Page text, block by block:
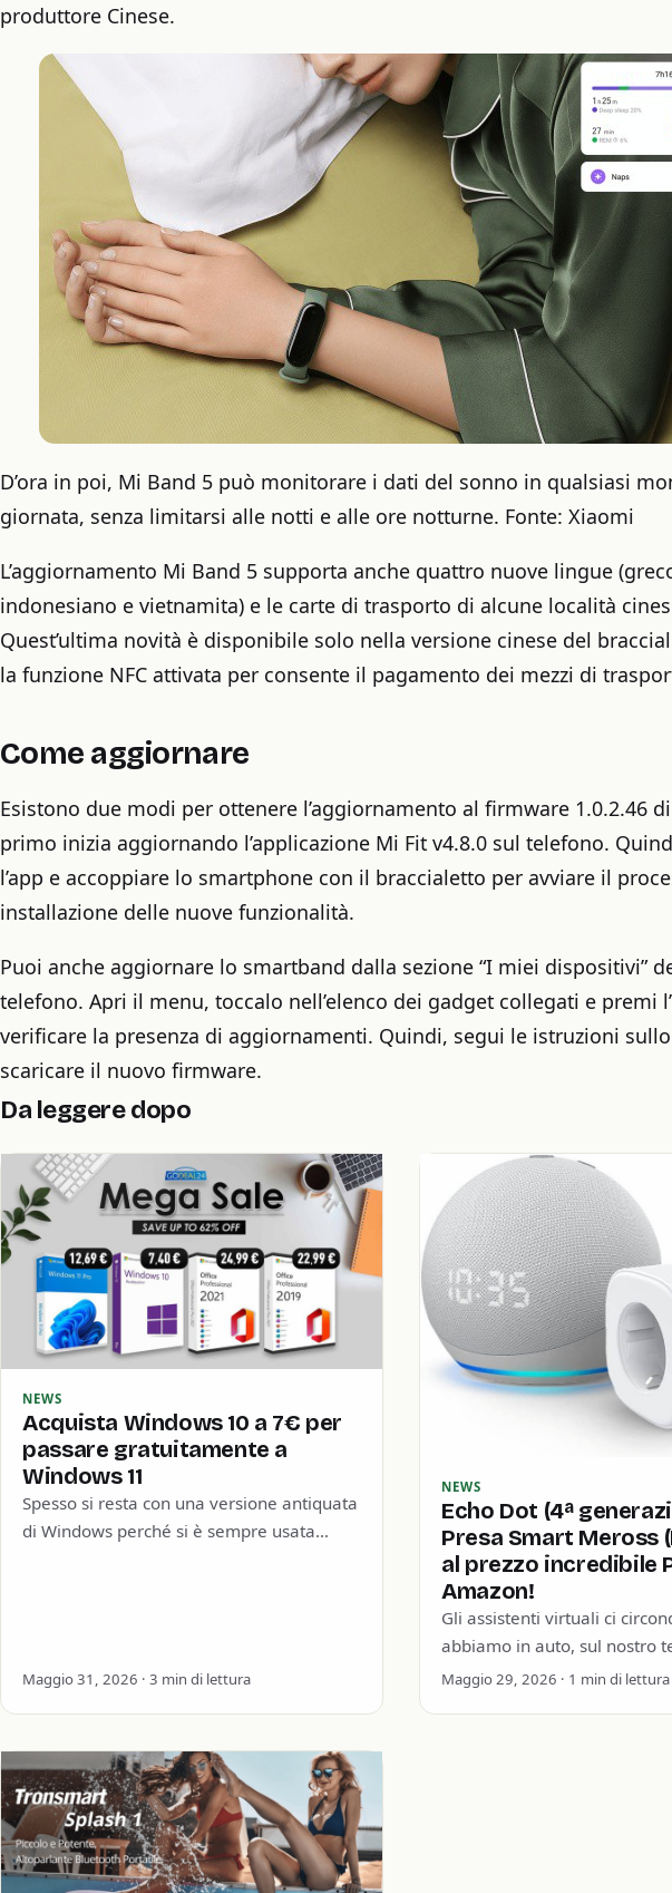
produttore Cinese.
D’ora in poi, Mi Band 5 può monitorare i dati del sonno in qualsiasi
giornata, senza limitarsi alle notti e alle ore notturne. Fonte: Xiaomi
L’aggiornamento Mi Band 5 supporta anche quattro nuove lingue
indonesiano e vietnamita) e le carte di trasporto di alcune località
Quest’ultima novità è disponibile solo nella versione cinese del
la funzione NFC attivata per consente il pagamento dei mezzi di
Come aggiornare
Esistono due modi per ottenere l’aggiornamento al firmware 1.0.2.46
primo inizia aggiornando l’applicazione Mi Fit v4.8.0 sul telefono.
l’app e accoppiare lo smartphone con il braccialetto per avviare il
installazione delle nuove funzionalità.
Puoi anche aggiornare lo smartband dalla sezione “I miei dispositivi”
telefono. Apri il menu, toccalo nell’elenco dei gadget collegati e premi
verificare la presenza di aggiornamenti. Quindi, segui le istruzioni
scaricare il nuovo firmware.
Da leggere dopo
NEWS
Acquista Windows 10 a 7€ per
passare gratuitamente a
Windows 11
Spesso si resta con una versione antiquata
di Windows perché si è sempre usata
Maggio 31, 2026 · 3 min di lettura
NEWS
Echo Dot (4ª
Presa Smart Meross
al prezzo incredibile
Amazon!
Gli assistenti virtuali ci
abbiamo in auto, sul nostro
anche a casa. Che sia un
Maggio 29, 2026 · 1 min di lettura